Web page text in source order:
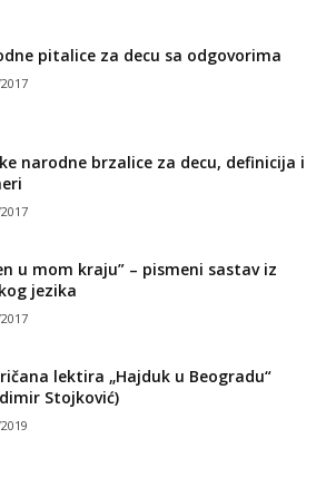
pitalice za decu sa odgovorima
narodne brzalice za decu, definicija i
u mom kraju” – pismeni sastav iz
jezika
lektira „Hajduk u Beogradu“
Stojković)